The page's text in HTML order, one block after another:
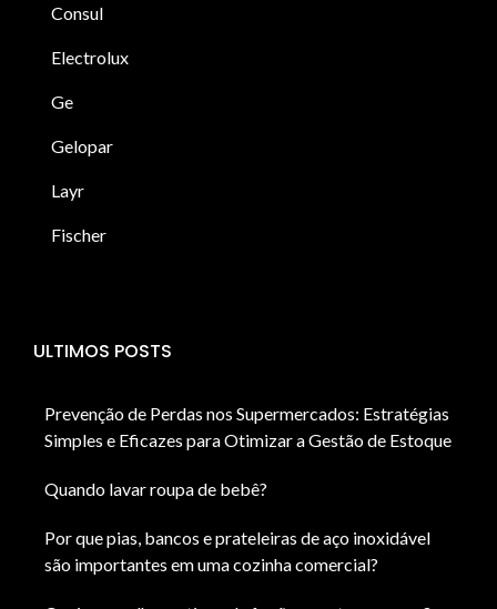
Consul
Electrolux
Ge
Gelopar
Layr
Fischer
ULTIMOS POSTS
Prevenção de Perdas nos Supermercados: Estratégias
Simples e Eficazes para Otimizar a Gestão de Estoque
Quando lavar roupa de bebê?
Por que pias, bancos e prateleiras de aço inoxidável
são importantes em uma cozinha comercial?